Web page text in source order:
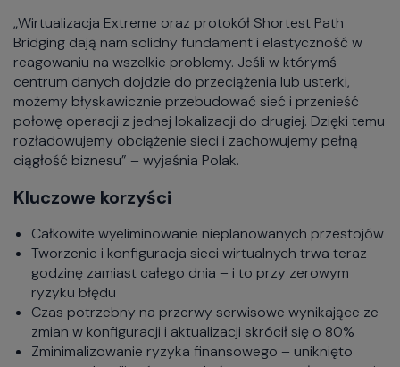
„Wirtualizacja Extreme oraz protokół Shortest Path
Bridging dają nam solidny fundament i elastyczność w
reagowaniu na wszelkie problemy. Jeśli w którymś
centrum danych dojdzie do przeciążenia lub usterki,
możemy błyskawicznie przebudować sieć i przenieść
połowę operacji z jednej lokalizacji do drugiej. Dzięki temu
rozładowujemy obciążenie sieci i zachowujemy pełną
ciągłość biznesu” – wyjaśnia Polak.
Kluczowe korzyści
Całkowite wyeliminowanie nieplanowanych przestojów
Tworzenie i konfiguracja sieci wirtualnych trwa teraz
godzinę zamiast całego dnia – i to przy zerowym
ryzyku błędu
Czas potrzebny na przerwy serwisowe wynikające ze
zmian w konfiguracji i aktualizacji skrócił się o 80%
Zminimalizowanie ryzyka finansowego – uniknięto